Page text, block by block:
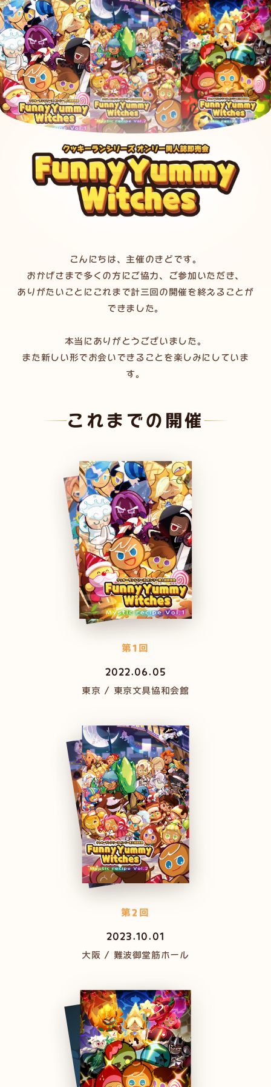
こんにちは、主催のきどです。
おかげさまで多くの方にご協力、ご参加いただき、
ありがたいことにこれまで計三回の開催を終えることが
できました。
本当にありがとうございました。
また新しい形でお会いできることを楽しみにしていま
す。
これまでの開催
第1回
2022.06.05
東京 / 東京文具協和会館
第2回
2023.10.01
大阪 / 難波御堂筋ホール